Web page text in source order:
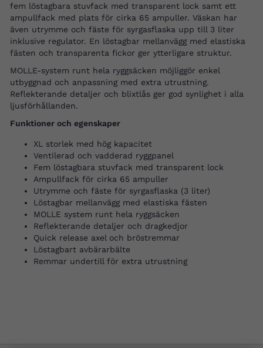
fem löstagbara stuvfack med transparent lock samt ett
ampullfack med plats för cirka 65 ampuller. Väskan har
även utrymme och fäste för syrgasflaska upp till 3 liter
inklusive regulator. En löstagbar mellanvägg med elastiska
fästen och transparenta fickor ger ytterligare struktur.
MOLLE-system runt hela ryggsäcken möjliggör enkel
utbyggnad och anpassning med extra utrustning.
Reflekterande detaljer och blixtlås ger god synlighet i alla
ljusförhållanden.
Funktioner och egenskaper
XL storlek med hög kapacitet
Ventilerad och vadderad ryggpanel
Fem löstagbara stuvfack med transparent lock
Ampullfack för cirka 65 ampuller
Utrymme och fäste för syrgasflaska (3 liter)
Löstagbar mellanvägg med elastiska fästen
MOLLE system runt hela ryggsäcken
Reflekterande detaljer och dragkedjor
Quick release axel och bröstremmar
Löstagbart avbärarbälte
Remmar undertill för extra utrustning